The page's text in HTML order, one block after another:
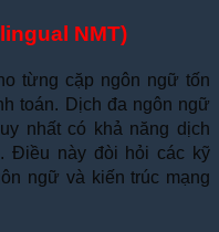
NMT)
từng cặp ngôn ngữ tốn
toán. Dịch đa ngôn ngữ
nhất có khả năng dịch
Điều này đòi hỏi các kỹ
ngữ và kiến trúc mạng